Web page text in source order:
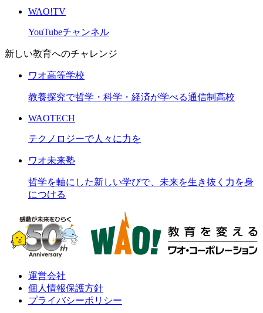
WAO!TV
YouTubeチャンネル
新しい教育へのチャレンジ
ワオ高等学校
教養探究で哲学・科学・経済が学べる通信制高校
WAOTECH
テクノロジーで人々に力を
ワオ未来塾
哲学を軸にした新しい学びで、未来を生き抜く力を身
につける
運営会社
個人情報保護方針
プライバシーポリシー